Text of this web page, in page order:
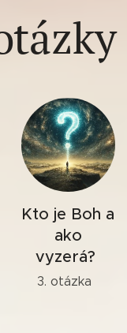
Kto je Boh a
ako
vyzerá?
3. otázka